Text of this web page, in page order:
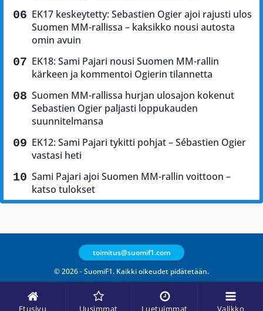
Etusivu Uusimmat Luetuimmat Valikko
EK17 keskeytetty: Sebastien Ogier ajoi rajusti ulos
Suomen MM-rallissa – kaksikko nousi autosta
omin avuin
EK18: Sami Pajari nousi Suomen MM-rallin
kärkeen ja kommentoi Ogierin tilannetta
Suomen MM-rallissa hurjan ulosajon kokenut
Sebastien Ogier paljasti loppukauden
suunnitelmansa
EK12: Sami Pajari tykitti pohjat – Sébastien Ogier
vastasi heti
Sami Pajari ajoi Suomen MM-rallin voittoon –
katso tulokset
© 2026 - SuomiF1. Kaikki oikeudet pidätetään.
toimitus@suomif1.com